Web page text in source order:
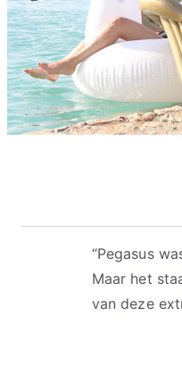
“Pegasus
Maar het
van deze